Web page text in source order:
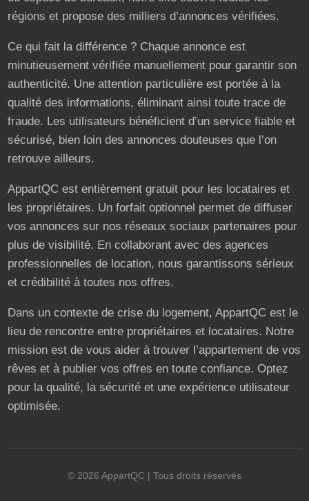
régions et propose des milliers d’annonces vérifiées.
Ce qui fait la différence ? Chaque annonce est
minutieusement vérifiée manuellement pour garantir son
authenticité. Une attention particulière est portée à la
qualité des informations, éliminant ainsi toute trace de
fraude. Les utilisateurs bénéficient d’un service fiable et
sécurisé, bien loin des annonces douteuses que l’on
retrouve ailleurs.
AppartQC est entièrement gratuit pour les locataires et
les propriétaires. Un forfait optionnel permet de diffuser
vos annonces sur nos réseaux sociaux partenaires pour
plus de visibilité. En collaborant avec des agences
professionnelles de location, nous garantissons sérieux
et crédibilité à toutes nos offres.
Dans un contexte de crise du logement, AppartQC est le
lieu de rencontre entre propriétaires et locataires. Notre
mission est de vous aider à trouver l’appartement de vos
rêves et à publier vos offres en toute confiance. Optez
pour la qualité, la sécurité et une expérience utilisateur
optimisée.
© 2026 AppartQC | Tous droits réservés